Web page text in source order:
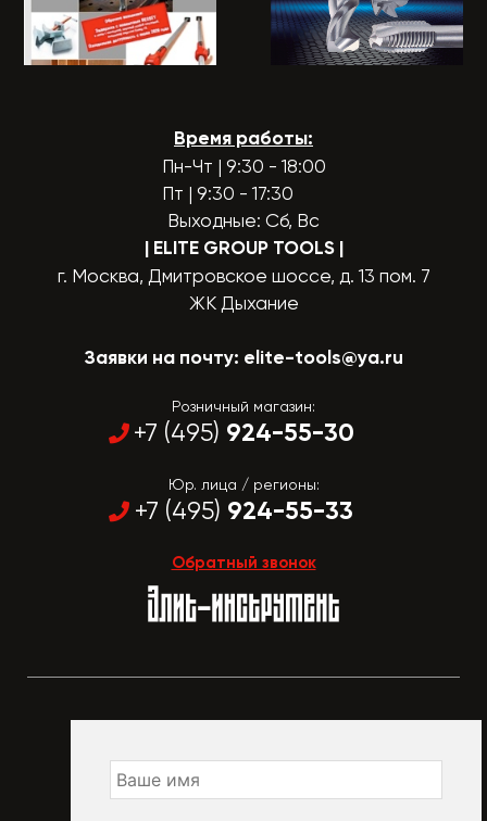
Время работы:
Пн-Чт | 9:30 - 18:00
Пт | 9:30 - 17:30
Выходные: Сб, Вс
| ELITE GROUP TOOLS |
г. Москва, Дмитровское шоссе, д. 13 пом. 7
ЖК Дыхание
Заявки на почту: elite-tools@ya.ru
Розничный магазин:
+7 (495) 924-55-30
Юр. лица / регионы:
+7 (495) 924-55-33
Обратный звонок